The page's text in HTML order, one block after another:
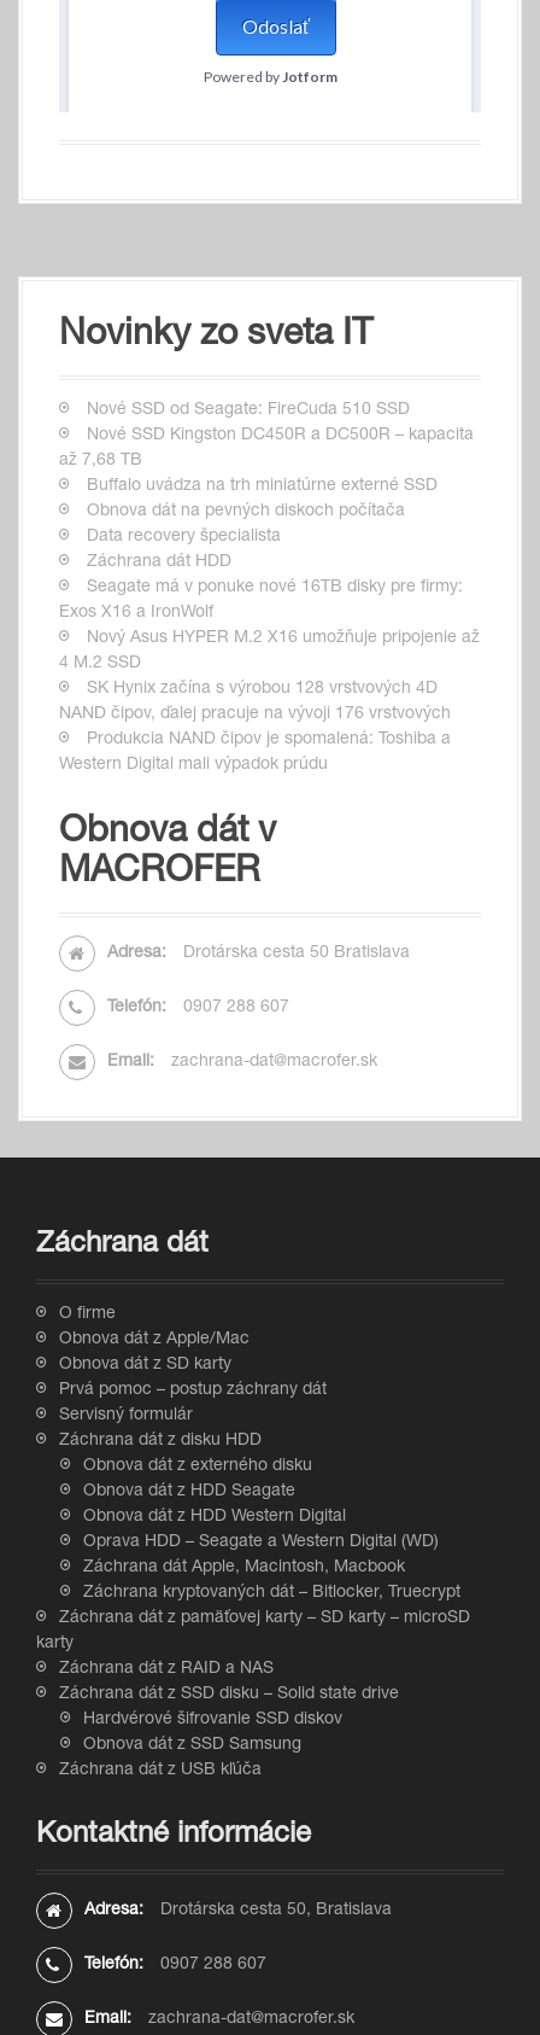
Novinky zo sveta IT
Nové SSD od Seagate: FireCuda 510 SSD
Nové SSD Kingston DC450R a DC500R – kapacita
až 7,68 TB
Buffalo uvádza na trh miniatúrne externé SSD
Obnova dát na pevných diskoch počítača
Data recovery špecialista
Záchrana dát HDD
Seagate má v ponuke nové 16TB disky pre firmy:
Exos X16 a IronWolf
Nový Asus HYPER M.2 X16 umožňuje pripojenie až
4 M.2 SSD
SK Hynix začína s výrobou 128 vrstvových 4D
NAND čipov, ďalej pracuje na vývoji 176 vrstvových
Produkcia NAND čipov je spomalená: Toshiba a
Western Digital mali výpadok prúdu
Obnova dát v
MACROFER
Adresa: Drotárska cesta 50 Bratislava
Telefón: 0907 288 607
Email: zachrana-dat@macrofer.sk
Záchrana dát
O firme
Obnova dát z Apple/Mac
Obnova dát z SD karty
Prvá pomoc – postup záchrany dát
Servisný formulár
Záchrana dát z disku HDD
Obnova dát z externého disku
Obnova dát z HDD Seagate
Obnova dát z HDD Western Digital
Oprava HDD – Seagate a Western Digital (WD)
Záchrana dát Apple, Macintosh, Macbook
Záchrana kryptovaných dát – Bitlocker, Truecrypt
Záchrana dát z pamäťovej karty – SD karty – microSD
karty
Záchrana dát z RAID a NAS
Záchrana dát z SSD disku – Solid state drive
Hardvérové šifrovanie SSD diskov
Obnova dát z SSD Samsung
Záchrana dát z USB kľúča
Kontaktné informácie
Adresa: Drotárska cesta 50, Bratislava
Telefón: 0907 288 607
Email: zachrana-dat@macrofer.sk